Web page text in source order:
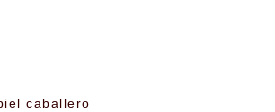
caballero